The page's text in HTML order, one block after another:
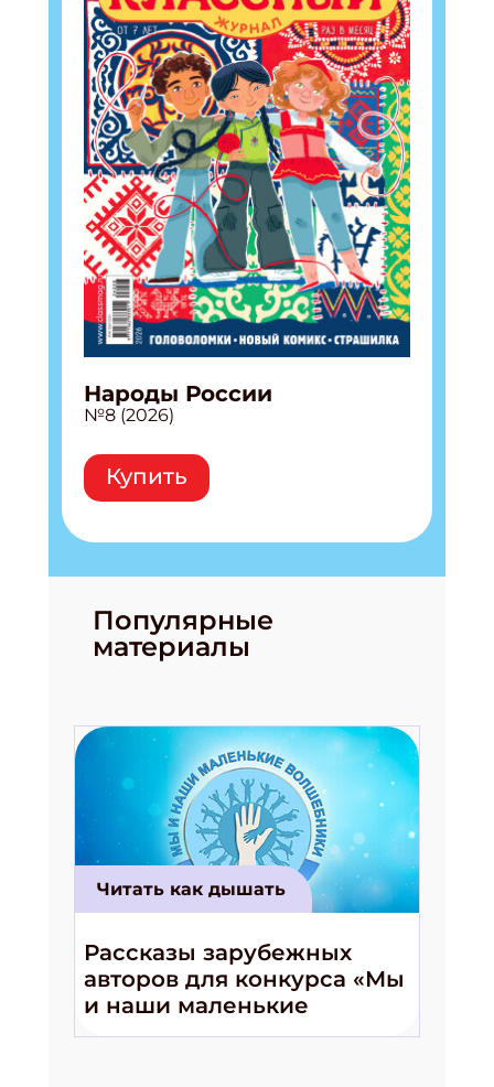
Народы России
№8 (2026)
Купить
Популярные
материалы
Читать как дышать
Рассказы зарубежных
авторов для конкурса «Мы
и наши маленькие
волшебники!»